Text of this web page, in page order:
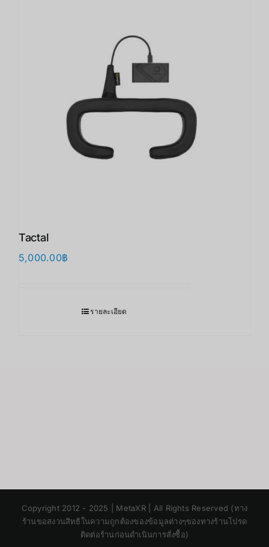
Tactal
5,000.00฿
รายละเอียด
Copyright 2012 - 2025 | MetaXR | All Rights Reserved (ทาง
ร้านขอสงวนสิทธิในความถูกต้องของข้อมูลต่างๆของทางร้านโปรด
ติดต่อร้านก่อนดำเนินการสั่งซื้อ)Chinese